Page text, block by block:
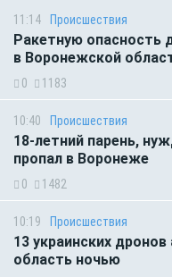
11:14 Происшествия
Ракетную опасность
в Воронежской
0 1183
10:40 Происшествия
18-летний парень,
пропал в Воронеже
0 1482
10:19 Происшествия
13 украинских
область ночью